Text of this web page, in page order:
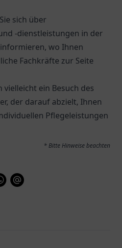
sich über
-dienstleistungen in der
informieren, wo Ihnen
Fachkräfte zur Seite
ein Besuch des
, der darauf abzielt, Ihnen
Pflegeleistungen
* Bitte Hinweise beachten